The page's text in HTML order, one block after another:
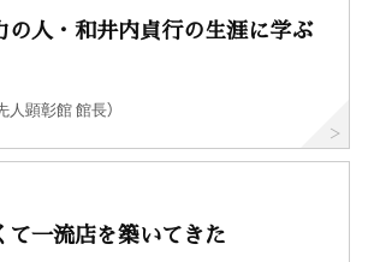
の人・和井内貞行の生涯に学ぶ
人顕彰館 館長）
て一流店を築いてきた